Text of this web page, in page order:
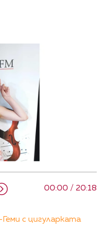
00:00 / 20:18
с цигуларката